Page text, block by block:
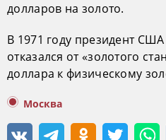
долларов на золото.
В 1971 году президент
отказался от «золотого
доллара к физическому
Москва